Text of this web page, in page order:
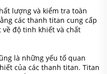
lượng và kiểm tra toàn
các thanh titan cung cấp
độ tinh khiết và chất
là những yếu tố quan
của các thanh titan. Titan